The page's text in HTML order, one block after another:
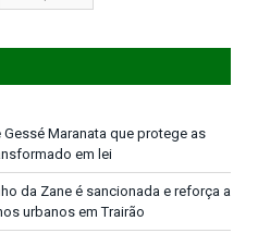
Maranata que protege as
em lei
da Zane é sancionada e reforça a
urbanos em Trairão